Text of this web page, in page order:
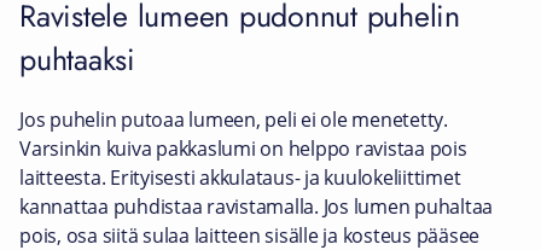
Ravistele lumeen pudonnut puhelin
puhtaaksi
Jos puhelin putoaa lumeen, peli ei ole menetetty.
Varsinkin kuiva pakkaslumi on helppo ravistaa pois
laitteesta. Erityisesti akkulataus- ja kuulokeliittimet
kannattaa puhdistaa ravistamalla. Jos lumen puhaltaa
pois, osa siitä sulaa laitteen sisälle ja kosteus pääsee